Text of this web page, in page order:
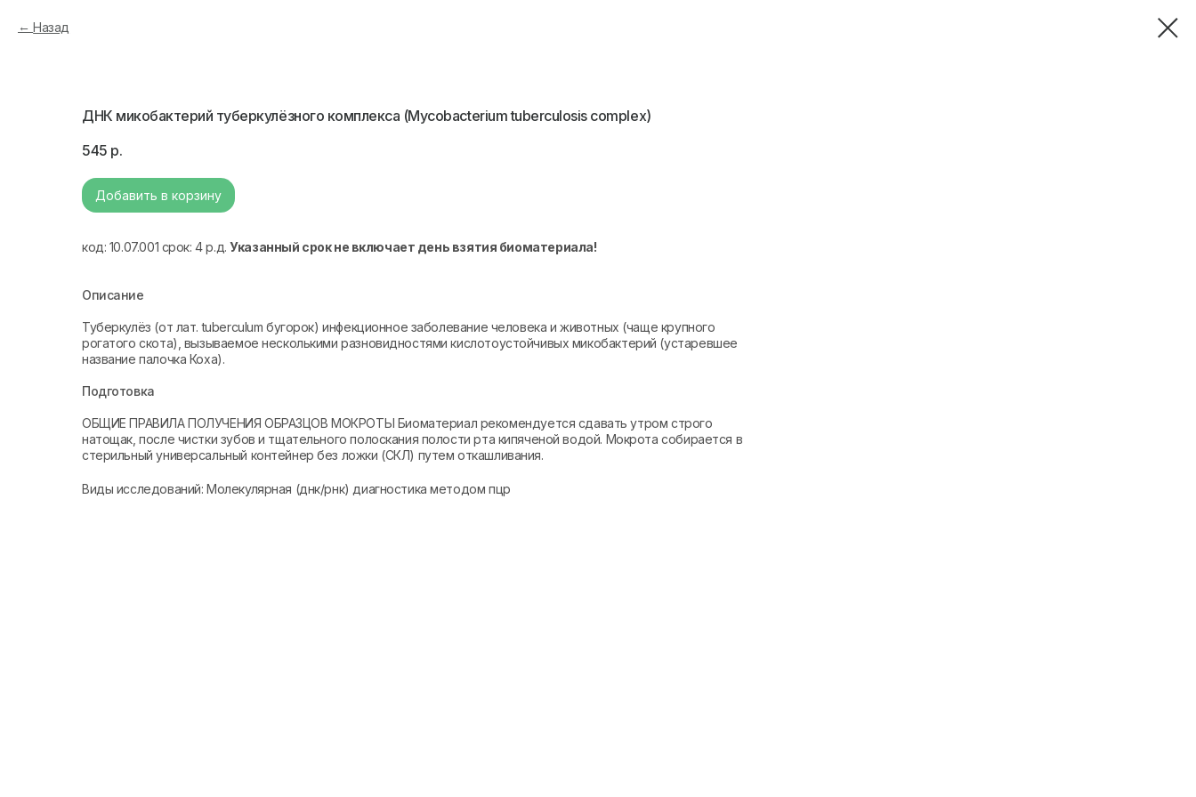
Назад
ДНК микобактерий туберкулёзного комплекса (Mycobacterium tuberculosis complex)
545 р.
Добавить в корзину
код: 10.07.001 срок: 4 р.д.Указанный срок не включает день взятия биоматериала!
Описание
Туберкулёз (от лат. tuberculum бугорок) инфекционное заболевание человека и животных (чаще крупного
рогатого скота), вызываемое несколькими разновидностями кислотоустойчивых микобактерий (устаревшее
название палочка Коха).
Подготовка
ОБЩИЕ ПРАВИЛА ПОЛУЧЕНИЯ ОБРАЗЦОВ МОКРОТЫ Биоматериал рекомендуется сдавать утром строго
натощак, после чистки зубов и тщательного полоскания полости рта кипяченой водой. Мокрота собирается в
стерильный универсальный контейнер без ложки (СКЛ) путем откашливания.
Виды исследований: Молекулярная (днк/рнк) диагностика методом пцр